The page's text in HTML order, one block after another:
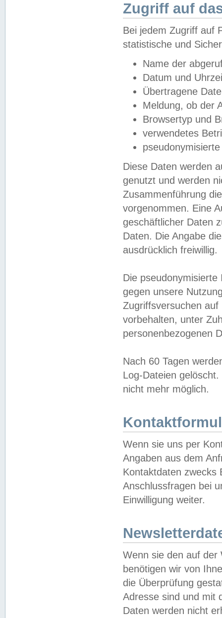
Zugriff auf
Bei jedem Zugriff auf
statistische und
Name der
Datum und
Übertragene
Meldung, ob der
Browsertyp und
verwendetes
Diese Daten werden
genutzt und werden
Zusammenführung
vorgenommen. Eine
geschäftlicher Daten
Daten. Die Angabe
ausdrücklich freiwillig.
Die
gegen unsere
Zugriffsversuchen
vorbehalten, unter
personenbezogenen
Nach 60 Tagen
Log-Dateien
nicht mehr möglich.
Wenn sie uns per
Angaben aus dem
Kontaktdaten zwecks
Anschlussfragen bei
Einwilligung weiter.
Wenn sie den auf der
benötigen wir von
die Überprüfung
Adresse sind und mit
Daten werden nicht